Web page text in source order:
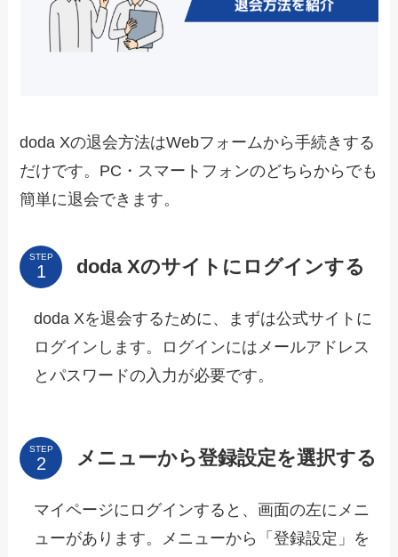
doda Xの退会方法はWebフォームから手続きする
だけです。PC・スマートフォンのどちらからでも
簡単に退会できます。
STEP doda Xのサイトにログインする
doda Xを退会するために、まずは公式サイトに
ログインします。ログインにはメールアドレス
とパスワードの入力が必要です。
STEP メニューから登録設定を選択する
マイページにログインすると、画面の左にメニ
ューがあります。メニューから「登録設定」を